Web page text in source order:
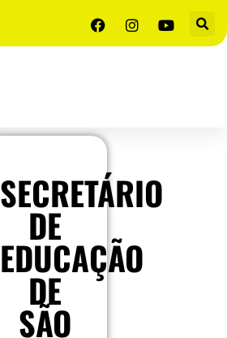
SECRETÁRIO
DE
EDUCAÇÃO
DE
SÃO